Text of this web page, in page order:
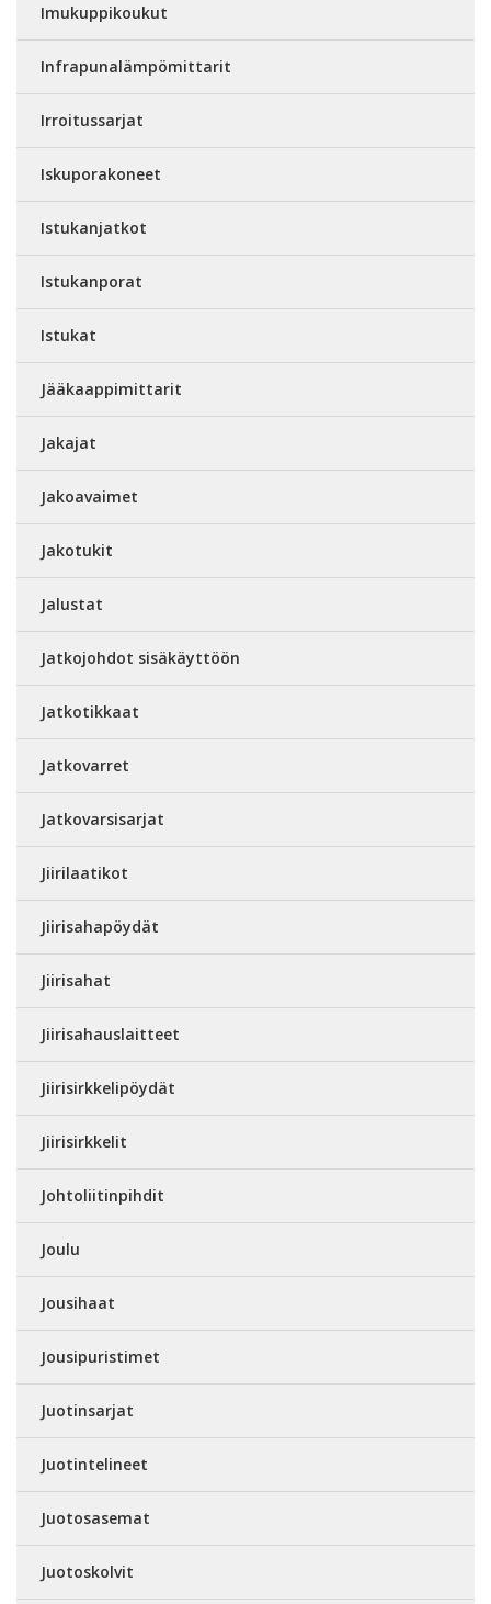
Imukuppikoukut
Infrapunalämpömittarit
Irroitussarjat
Iskuporakoneet
Istukanjatkot
Istukanporat
Istukat
Jääkaappimittarit
Jakajat
Jakoavaimet
Jakotukit
Jalustat
Jatkojohdot sisäkäyttöön
Jatkotikkaat
Jatkovarret
Jatkovarsisarjat
Jiirilaatikot
Jiirisahapöydät
Jiirisahat
Jiirisahauslaitteet
Jiirisirkkelipöydät
Jiirisirkkelit
Johtoliitinpihdit
Joulu
Jousihaat
Jousipuristimet
Juotinsarjat
Juotintelineet
Juotosasemat
Juotoskolvit